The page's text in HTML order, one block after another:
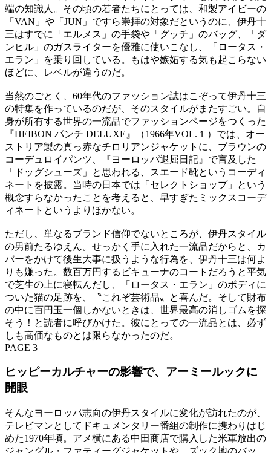
端の知識人。その頃の若者たちにとっては、和製アイビーの
「VAN」や「JUN」ですら崇拝の対象だというのに、伊丹十
三はすでに「エルメス」の手袋や「グッチ」のバッグ、「ダ
ンヒル」のガスライターを優雅に使いこなし、「ロータス・
エラン」を乗り回している。もはや嫉妬する気も起こらない
ほどに、レベルが違うのだ。
当然のごとく、60年代のファッション誌はこぞって伊丹十三
の特集を作っているのだが、そのスタイルがまたすごい。自
身が所有する世界の一流品でファッションページをつくった
『HEIBON パンチ DELUXE』（1966年VOL.１）では、オー
ストリア製の真っ赤なチロリアンジャケットに、ブラウンの
コーデュロイパンツ、『ヨーロッパ退屈日記』で言及した
「ドッグシューズ」と思われる、スエード靴というコーディ
ネートを披露。当時の日本では「セレクトショップ」という
概念すらなかったことを考えると、早すぎたミックスコーデ
ィネートというよりほかない。
ただし、単なるブランド信仰でないところが、伊丹スタイル
の男前たるゆえん。せっかく手に入れた一流品だからと、カ
バーをかけて後生大事に扱うような行為を、伊丹十三は何よ
りも嫌った。数百万円するビキューナのコートだろうと平気
で芝生の上に寝転んだし、「ロータス・エラン」のボディに
ついた猫の足跡を、〝これぞ芸術品〟と喜んだ。そして財布
の中に百円玉一個しかないときは、世界最高の消しゴムを探
そう！と読者に呼びかけた。彼にとっての一流品とは、必ず
しも高価なものとは限らなかったのだ。
PAGE 3
ヒッピーカルチャーの影響で、アーミールックに
開眼
そんなヨーロッパ志向の伊丹スタイルに変化が訪れたのが、
テレビマンとしてドキュメンタリー番組の制作に携わりはじ
めた1970年頃。アメ横にある中田商店で購入した米軍放出の
ジャングル・ファティーグジャケットや、ズック地のバッ